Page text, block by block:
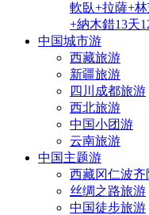
軟臥+拉薩+
+納木錯13天
中国城市游
西藏旅游
新疆旅游
四川成都旅游
西北旅游
中国小团游
云南旅游
中国主题游
西藏冈仁波齐
丝绸之路旅游
中国徒步旅游